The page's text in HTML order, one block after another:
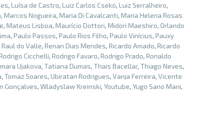
, Luísa de Castro, Luiz Carlos Csekö, Luiz Serralheiro,
, Marcos Nogueira, Maria Di Cavalcanti, Maria Helena Rosas
, Mateus Lisboa, Maurício Dottori, Midori Maeshiro, Orlando
, Paulo Passos, Paulo Rios Filho, Paulo Vinícius, Pauxy
Raul do Valle, Renan Dias Mendes, Ricardo Amado, Ricardo
Cicchelli, Rodrigo Favaro, Rodrigo Prado, Ronaldo
Ujakova, Tatiana Dumas, Thais Bacellar, Thiago Neves,
, Tomaz Soares, Ubiratan Rodrigues, Vanja Ferreira, Vicente
Gonçalves, Wladyslaw Kreinski, Youtube, Yugo Sano Mani,